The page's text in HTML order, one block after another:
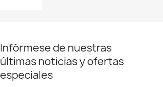
Infórmese de nuestras
últimas noticias y ofertas
especiales